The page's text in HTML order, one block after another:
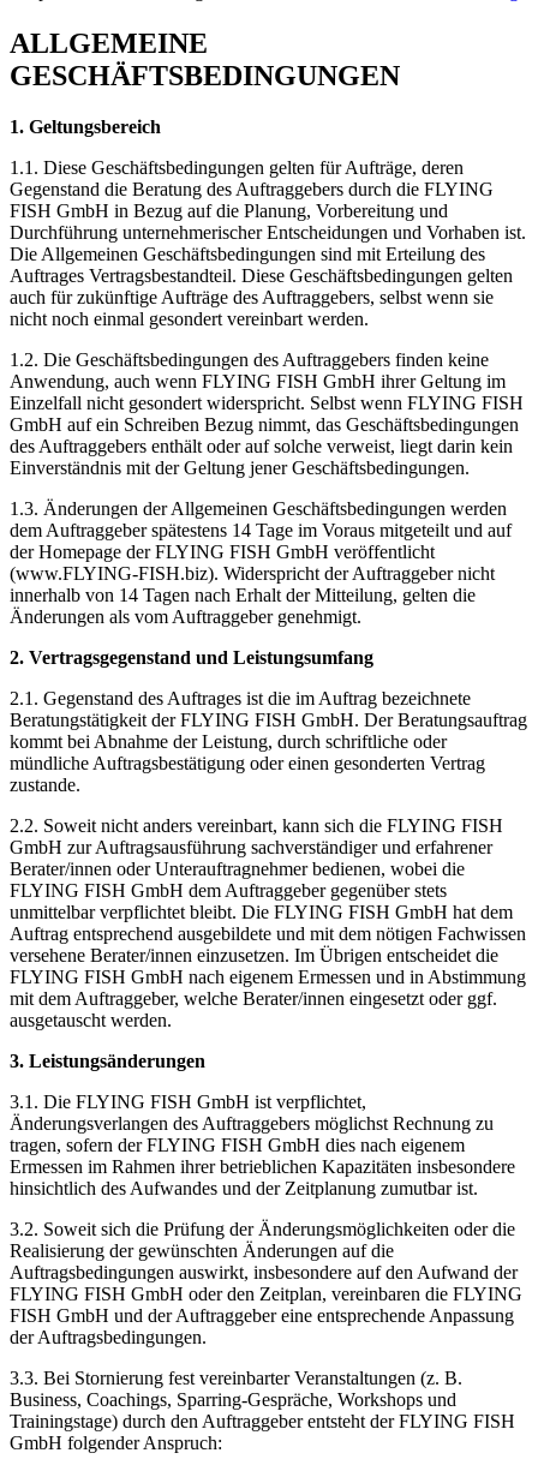
ALLGEMEINE
GESCHÄFTSBEDINGUNGEN
1. Geltungsbereich
1.1. Diese Geschäftsbedingungen gelten für Aufträge, deren
Gegenstand die Beratung des Auftraggebers durch die FLYING
FISH GmbH in Bezug auf die Planung, Vorbereitung und
Durchführung unternehmerischer Entscheidungen und Vorhaben ist.
Die Allgemeinen Geschäftsbedingungen sind mit Erteilung des
Auftrages Vertragsbestandteil. Diese Geschäftsbedingungen gelten
auch für zukünftige Aufträge des Auftraggebers, selbst wenn sie
nicht noch einmal gesondert vereinbart werden.
1.2. Die Geschäftsbedingungen des Auftraggebers finden keine
Anwendung, auch wenn FLYING FISH GmbH ihrer Geltung im
Einzelfall nicht gesondert widerspricht. Selbst wenn FLYING FISH
GmbH auf ein Schreiben Bezug nimmt, das Geschäftsbedingungen
des Auftraggebers enthält oder auf solche verweist, liegt darin kein
Einverständnis mit der Geltung jener Geschäftsbedingungen.
1.3. Änderungen der Allgemeinen Geschäftsbedingungen werden
dem Auftraggeber spätestens 14 Tage im Voraus mitgeteilt und auf
der Homepage der FLYING FISH GmbH veröffentlicht
(www.FLYING-FISH.biz). Widerspricht der Auftraggeber nicht
innerhalb von 14 Tagen nach Erhalt der Mitteilung, gelten die
Änderungen als vom Auftraggeber genehmigt.
2. Vertragsgegenstand und Leistungsumfang
2.1. Gegenstand des Auftrages ist die im Auftrag bezeichnete
Beratungstätigkeit der FLYING FISH GmbH. Der Beratungsauftrag
kommt bei Abnahme der Leistung, durch schriftliche oder
mündliche Auftragsbestätigung oder einen gesonderten Vertrag
zustande.
2.2. Soweit nicht anders vereinbart, kann sich die FLYING FISH
GmbH zur Auftragsausführung sachverständiger und erfahrener
Berater/innen oder Unterauftragnehmer bedienen, wobei die
FLYING FISH GmbH dem Auftraggeber gegenüber stets
unmittelbar verpflichtet bleibt. Die FLYING FISH GmbH hat dem
Auftrag entsprechend ausgebildete und mit dem nötigen Fachwissen
versehene Berater/innen einzusetzen. Im Übrigen entscheidet die
FLYING FISH GmbH nach eigenem Ermessen und in Abstimmung
mit dem Auftraggeber, welche Berater/innen eingesetzt oder ggf.
ausgetauscht werden.
3. Leistungsänderungen
3.1. Die FLYING FISH GmbH ist verpflichtet,
Änderungsverlangen des Auftraggebers möglichst Rechnung zu
tragen, sofern der FLYING FISH GmbH dies nach eigenem
Ermessen im Rahmen ihrer betrieblichen Kapazitäten insbesondere
hinsichtlich des Aufwandes und der Zeitplanung zumutbar ist.
3.2. Soweit sich die Prüfung der Änderungsmöglichkeiten oder die
Realisierung der gewünschten Änderungen auf die
Auftragsbedingungen auswirkt, insbesondere auf den Aufwand der
FLYING FISH GmbH oder den Zeitplan, vereinbaren die FLYING
FISH GmbH und der Auftraggeber eine entsprechende Anpassung
der Auftragsbedingungen.
3.3. Bei Stornierung fest vereinbarter Veranstaltungen (z. B.
Business, Coachings, Sparring-Gespräche, Workshops und
Trainingstage) durch den Auftraggeber entsteht der FLYING FISH
GmbH folgender Anspruch: